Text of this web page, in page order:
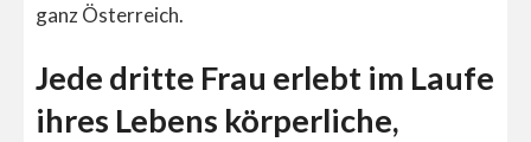
ganz Österreich.
Jede dritte Frau erlebt im Laufe
ihres Lebens körperliche,